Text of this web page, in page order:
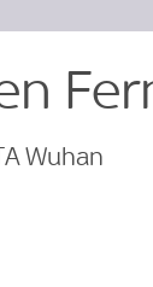
Wuhan